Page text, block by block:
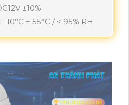
±10%
+ 55°C / < 95% RH